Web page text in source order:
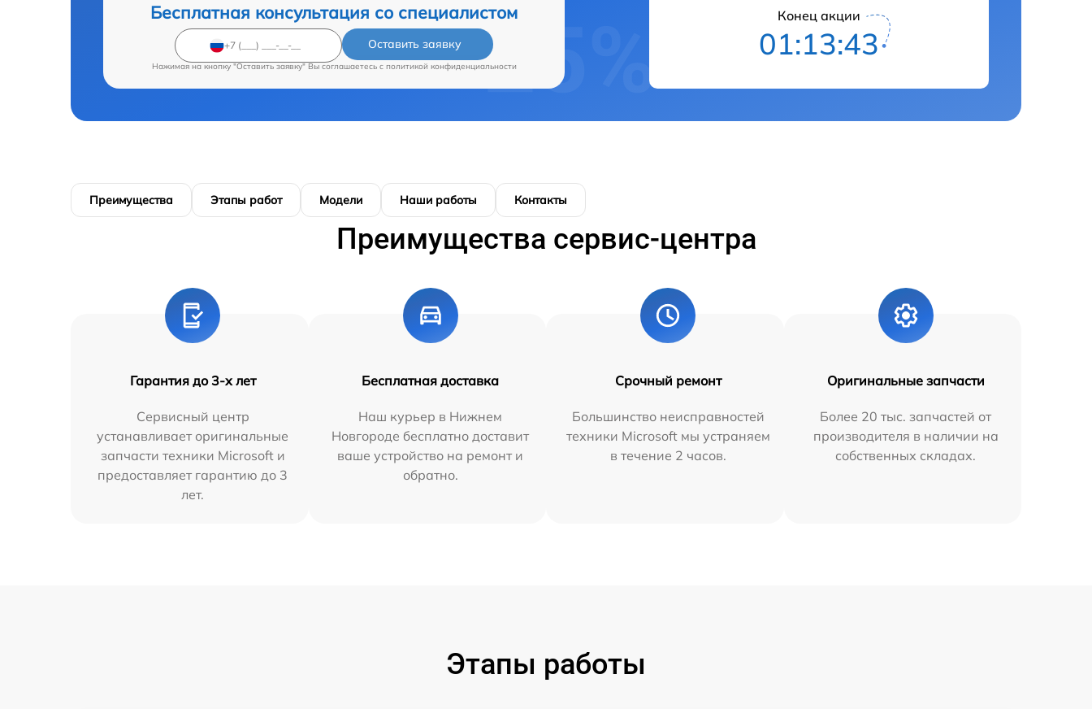
Бесплатная консультация со специалистом
Оставить заявку
Нажимая на кнопку "Оставить заявку" Вы соглашаетесь c политикой конфиденциальности
Конец акции
01:13:41
Преимущества Этапы работ Модели Наши работы Контакты
Преимущества сервис-центра
Гарантия до 3-х лет
Сервисный центр
устанавливает оригинальные
запчасти техники Microsoft и
предоставляет гарантию до 3
лет.
Бесплатная доставка
Наш курьер в Нижнем
Новгороде бесплатно доставит
ваше устройство на ремонт и
обратно.
Срочный ремонт
Большинство неисправностей
техники Microsoft мы устраняем
в течение 2 часов.
Оригинальные запчасти
Более 20 тыс. запчастей от
производителя в наличии на
собственных складах.
Этапы работы